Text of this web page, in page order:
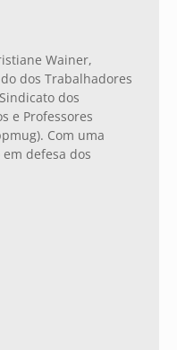
Wainer,
dos Trabalhadores
dos
e Professores
Com uma
defesa dos